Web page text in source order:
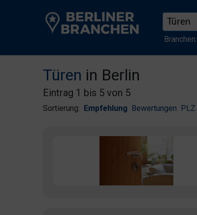
Branchen:
Türen in Berlin
Eintrag 1 bis 5 von 5
Sortierung: Empfehlung Bewertungen PLZ